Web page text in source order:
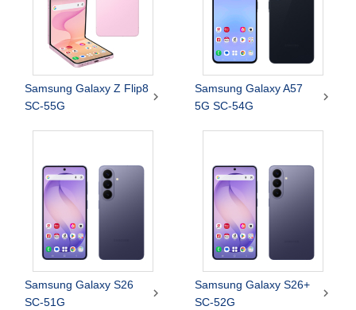
Samsung Galaxy Z Flip8
SC-55G

Samsung Galaxy A57
5G SC-54G

Samsung Galaxy S26
SC-51G

Samsung Galaxy S26+
SC-52G
